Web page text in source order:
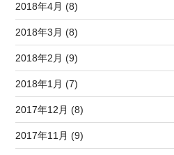
2018年4月 (8)
2018年3月 (8)
2018年2月 (9)
2018年1月 (7)
2017年12月 (8)
2017年11月 (9)